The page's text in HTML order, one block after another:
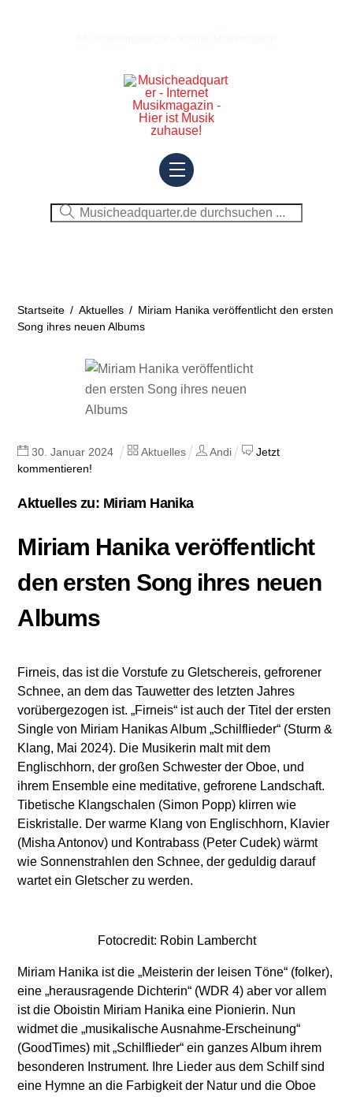
Menu
Startseite / Aktuelles / Miriam Hanika veröffentlicht den ersten
Song ihres neuen Albums
30 .Januar 2024 Aktuelles Andi
Jetzt
kommentieren!
Aktuelles zu: Miriam Hanika
Miriam Hanika veröffentlicht
den ersten Song ihres neuen
Albums
Firneis, das ist die Vorstufe zu Gletschereis, gefrorener
Schnee, an dem das Tauwetter des letzten Jahres
vorübergezogen ist. „Firneis“ ist auch der Titel der ersten
Single von Miriam Hanikas Album „Schilflieder“ (Sturm &
Klang, Mai 2024). Die Musikerin malt mit dem
Englischhorn, der großen Schwester der Oboe, und
ihrem Ensemble eine meditative, gefrorene Landschaft.
Tibetische Klangschalen (Simon Popp) klirren wie
Eiskristalle. Der warme Klang von Englischhorn, Klavier
(Misha Antonov) und Kontrabass (Peter Cudek) wärmt
wie Sonnenstrahlen den Schnee, der geduldig darauf
wartet ein Gletscher zu werden.
Fotocredit: Robin Lambercht
Miriam Hanika ist die „Meisterin der leisen Töne“ (folker),
eine „herausragende Dichterin“ (WDR 4) aber vor allem
ist die Oboistin Miriam Hanika eine Pionierin. Nun
widmet die „musikalische Ausnahme-Erscheinung“
(GoodTimes) mit „Schilflieder“ ein ganzes Album ihrem
besonderen Instrument. Ihre Lieder aus dem Schilf sind
eine Hymne an die Farbigkeit der Natur und die Oboe